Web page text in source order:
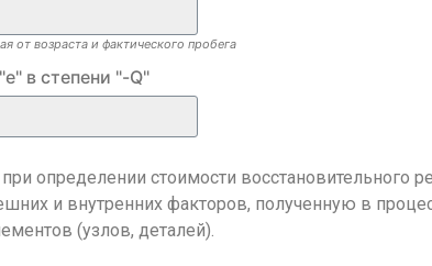
от возраста и фактического пробега
в степени "-Q"
определении стоимости восстановительного
и внутренних факторов, полученную в
(узлов, деталей).